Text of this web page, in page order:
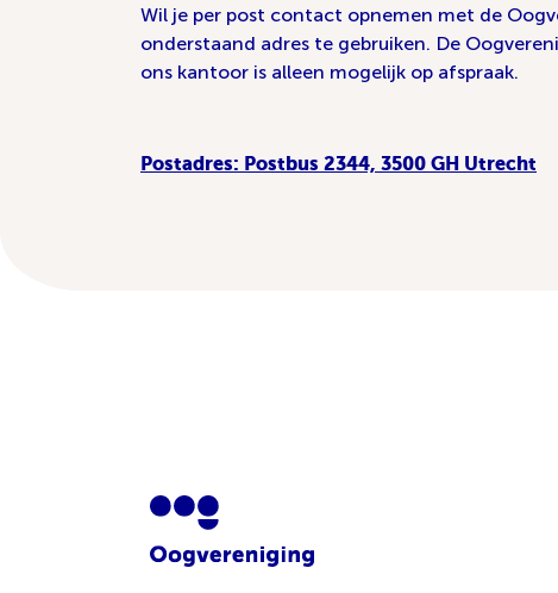
Wil je per post contact opnemen met de
onderstaand adres te gebruiken. De
ons kantoor is alleen mogelijk op afspraak.
Postadres: Postbus 2344, 3500 GH Utrecht